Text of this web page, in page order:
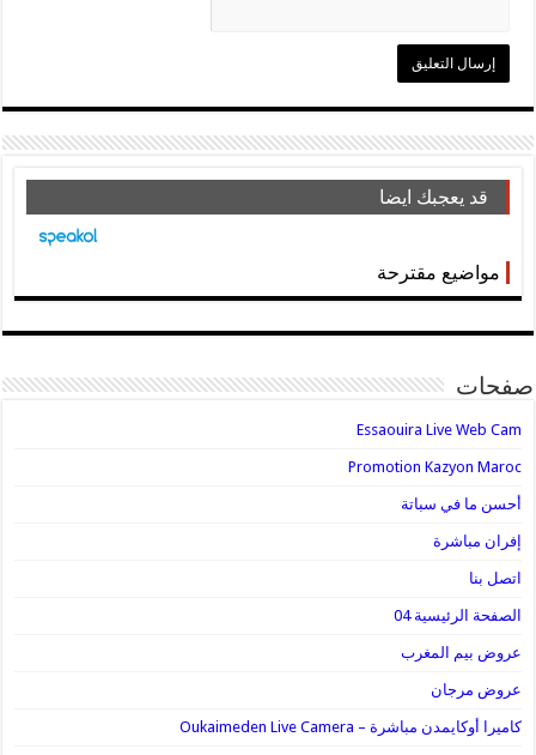
قد يعجبك ايضا
مواضيع مقترحة
صفحات
Essaouira Live Web Cam
Promotion Kazyon Maroc
أحسن ما في سباتة
إفران مباشرة
اتصل بنا
الصفحة الرئيسية 04
عروض بيم المغرب
عروض مرجان
كاميرا أوكايمدن مباشرة – Oukaimeden Live Camera